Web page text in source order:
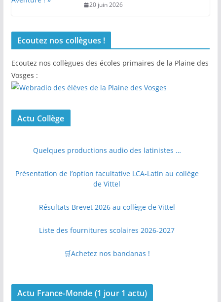
20 juin 2026
Ecoutez nos collègues !
Ecoutez nos collègues des écoles primaires de la Plaine des
Vosges :
Actu Collège
Quelques productions audio des latinistes …
Présentation de l’option facultative LCA-Latin au collège
de Vittel
Résultats Brevet 2026 au collège de Vittel
Liste des fournitures scolaires 2026-2027
🛒Achetez nos bandanas !
Actu France-Monde (1 jour 1 actu)